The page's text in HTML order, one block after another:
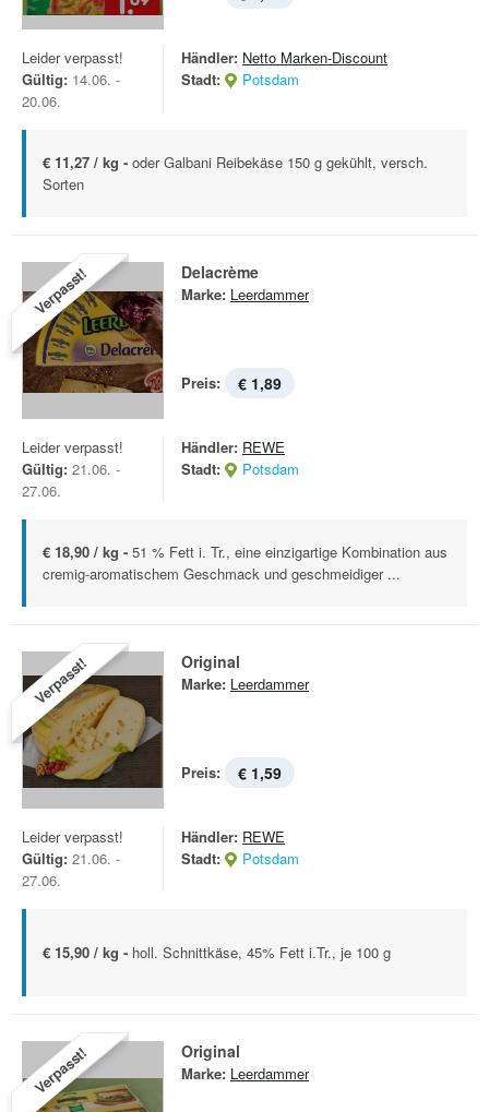
Leider verpasst!
Gültig: 14.06. -
20.06.
Händler: Netto Marken-Discount
Stadt:
Potsdam
€ 11,27 / kg - oder Galbani Reibekäse 150 g gekühlt, versch.
Sorten
Verpasst! Delacrème
Marke: Leerdammer
Preis: € 1,89
Leider verpasst!
Gültig: 21.06. -
27.06.
Händler: REWE
Stadt:
Potsdam
€ 18,90 / kg - 51 % Fett i. Tr., eine einzigartige Kombination aus
cremig-aromatischem Geschmack und geschmeidiger ...
Verpasst! Original
Marke: Leerdammer
Preis: € 1,59
Leider verpasst!
Gültig: 21.06. -
27.06.
Händler: REWE
Stadt:
Potsdam
€ 15,90 / kg - holl. Schnittkäse, 45% Fett i.Tr., je 100 g
Verpasst! Original
Marke: Leerdammer